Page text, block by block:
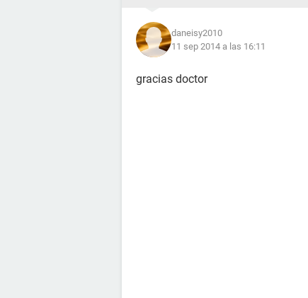
daneisy2010
11 sep 2014 a las 16:11
gracias doctor